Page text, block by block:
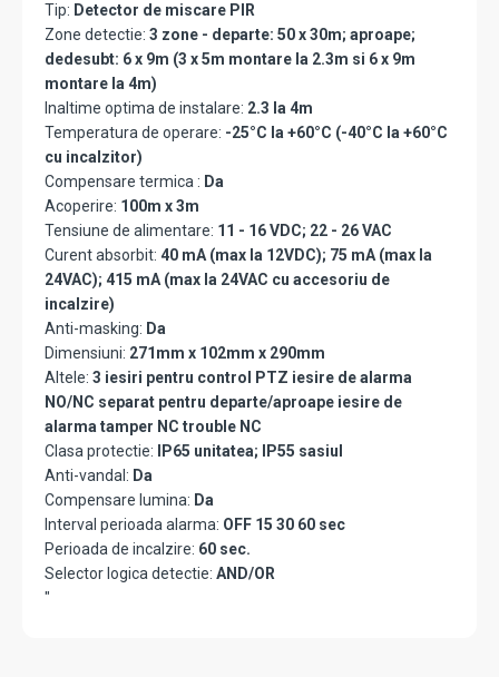
Tip: Detector de miscare PIR
Zone detectie: 3 zone - departe: 50 x 30m; aproape;
dedesubt: 6 x 9m (3 x 5m montare la 2.3m si 6 x 9m
montare la 4m)
Inaltime optima de instalare: 2.3 la 4m
Temperatura de operare: -25°C la +60°C (-40°C la +60°C
cu incalzitor)
Compensare termica : Da
Acoperire: 100m x 3m
Tensiune de alimentare: 11 - 16 VDC; 22 - 26 VAC
Curent absorbit: 40 mA (max la 12VDC); 75 mA (max la
24VAC); 415 mA (max la 24VAC cu accesoriu de
incalzire)
Anti-masking: Da
Dimensiuni: 271mm x 102mm x 290mm
Altele: 3 iesiri pentru control PTZ iesire de alarma
NO/NC separat pentru departe/aproape iesire de
alarma tamper NC trouble NC
Clasa protectie:
IP65 unitatea; IP55 sasiul
Anti-vandal: Da
Compensare lumina: Da
Interval perioada alarma: OFF 15 30 60 sec
Perioada de incalzire: 60 sec.
Selector logica detectie: AND/OR
"